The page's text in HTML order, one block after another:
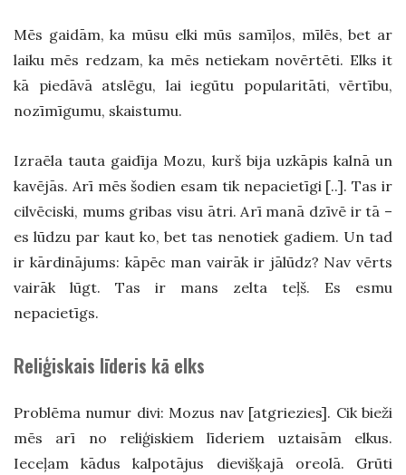
Mēs gaidām, ka mūsu elki mūs samīļos, mīlēs, bet ar
laiku mēs redzam, ka mēs netiekam novērtēti. Elks it
kā piedāvā atslēgu, lai iegūtu popularitāti, vērtību,
nozīmīgumu, skaistumu.
Izraēla tauta gaidīja Mozu, kurš bija uzkāpis kalnā un
kavējās. Arī mēs šodien esam tik nepacietīgi [..]. Tas ir
cilvēciski, mums gribas visu ātri. Arī manā dzīvē ir tā –
es lūdzu par kaut ko, bet tas nenotiek gadiem. Un tad
ir kārdinājums: kāpēc man vairāk ir jālūdz? Nav vērts
vairāk lūgt. Tas ir mans zelta teļš. Es esmu
nepacietīgs.
Reliģiskais līderis kā elks
Problēma numur divi: Mozus nav [atgriezies]. Cik bieži
mēs arī no reliģiskiem līderiem uztaisām elkus.
Ieceļam kādus kalpotājus dievišķajā oreolā. Grūti